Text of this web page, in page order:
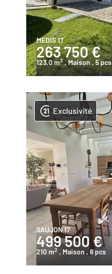
MEDIS 17
263 750 €
123,0 m2 , Maison , 5 pcs
Exclusivité
SAUJON 17
499 500 €
210 m2 , Maison , 6 pcs